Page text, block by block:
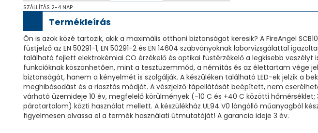
SZÁLLÍTÁS 2-4 NAP
Termékleírás
Ön is azok közé tartozik, akik a maximális otthoni biztonságot keresik? A FireAngel
füstjelző az EN 50291-1, EN 50291-2 és EN 14604 szabványoknak laborvizsgálattal
található fejlett elektrokémiai CO érzékelő és optikai füstérzékelő a legkisebb veszélyt
funkcióknak köszönhetően, mint a tesztüzemmód, a némítás és az élettartam vége
biztonságát, hanem a kényelmét is szolgálják. A készüléken található LED-ek jelzik a
meghibásodást és a riasztás módját. A vészjelző tápellátását beépített, nem
várható üzemideje 10 év, megfelelő körülmények (-10 C és +40 C közötti
páratartalom) közti használat mellett. A készülékház UL94 V0 lángálló műanyagból
figyelmesen olvassa el a termék használati útmutatóját! A garancia ideje 3 év.